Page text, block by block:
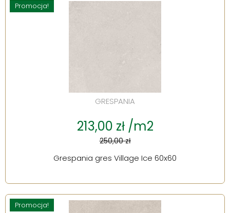
Promocja!
GRESPANIA
213,00 zł /m2
250,00 zł
Grespania gres Village Ice 60x60
Promocja!